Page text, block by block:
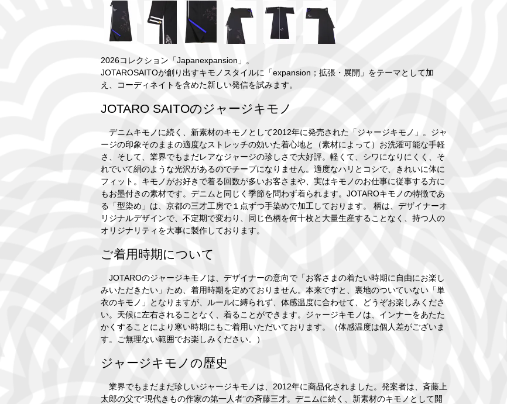
2026コレクション「Japanexpansion」。
JOTAROSAITOが創り出すキモノスタイルに「expansion；拡張・展開」をテーマとして加
え、コーディネイトを含めた新しい発信を試みます。
JOTARO SAITOのジャージキモノ
デニムキモノに続く、新素材のキモノとして2012年に発売された「ジャージキモノ」。ジャ
ージの印象そのままの適度なストレッチの効いた着心地と（素材によって）お洗濯可能な手軽
さ、そして、業界でもまだレアなジャージの珍しさで大好評。軽くて、シワになりにくく、そ
れでいて絹のような光沢があるのでチープになりません。適度なハリとコシで、きれいに体に
フィット。キモノがお好きで着る回数が多いお客さまや、実はキモノのお仕事に従事する方に
もお墨付きの素材です。デニムと同じく季節を問わず着られます。JOTAROキモノの特徴であ
る「型染め」は、京都の三才工房で１点ずつ手染めで加工しております。 柄は、デザイナーオ
リジナルデザインで、不定期で変わり、同じ色柄を何十枚と大量生産することなく、持つ人の
オリジナリティを大事に製作しております。
ご着用時期について
JOTAROのジャージキモノは、デザイナーの意向で「お客さまの着たい時期に自由にお楽し
みいただきたい」ため、着用時期を定めておりません。本来ですと、裏地のついていない「単
衣のキモノ」となりますが、ルールに縛られず、体感温度に合わせて、どうぞお楽しみくださ
い。天候に左右されることなく、着ることができます。ジャージキモノは、インナーをあたた
かくすることにより寒い時期にもご着用いただいております。（体感温度は個人差がございま
す。ご無理ない範囲でお楽しみください。）
ジャージキモノの歴史
業界でもまだまだ珍しいジャージキモノは、2012年に商品化されました。発案者は、斉藤上
太郎の父で“現代きもの作家の第一人者”の斉藤三才。デニムに続く、新素材のキモノとして開